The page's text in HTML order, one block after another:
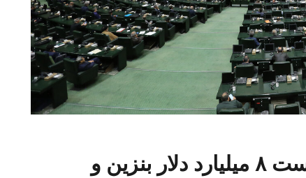
کدام کشوری که درگیر جنگ است ۸ میلیارد دلار بنزین و